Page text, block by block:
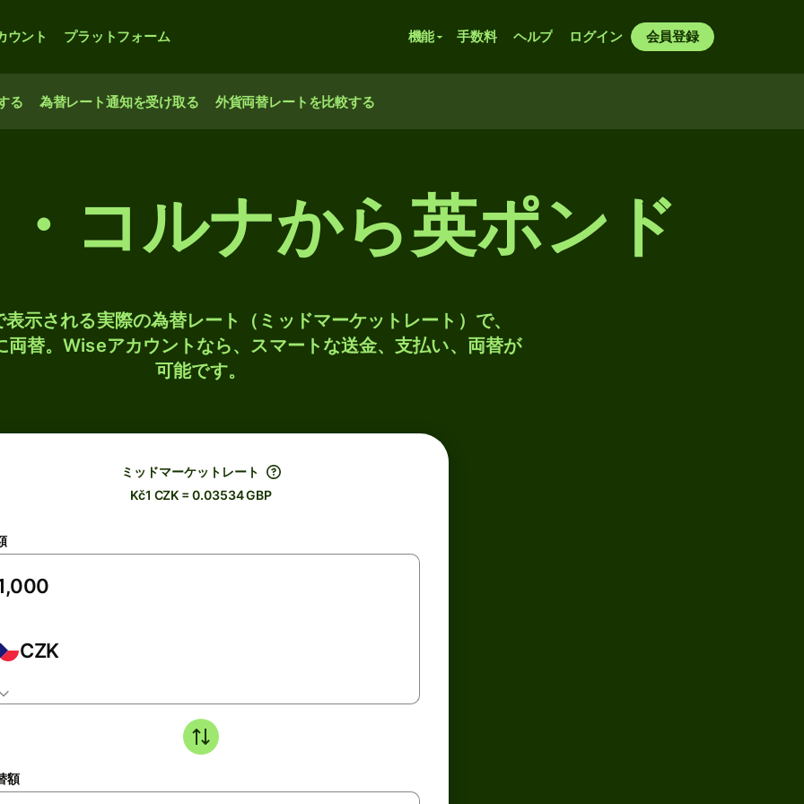
ウント プラットフォーム 機能 手数料 ヘルプ ログイン 会員登録
る 為替レート通知を受け取る 外貨両替レートを比較する
コルナから英ポンド
示される実際の為替レート（ミッドマーケットレート）で、
両替。Wiseアカウントなら、スマートな送金、支払い、両替が
可能です。
ミッドマーケットレート
Kč1 CZK = 0.03534 GBP
CZK
額